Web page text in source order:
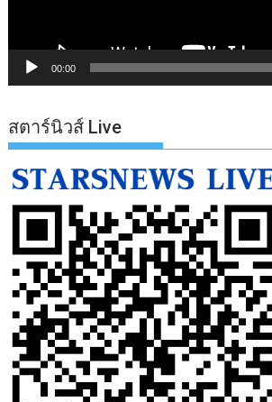
00:00
สตาร์นิวส์ Live